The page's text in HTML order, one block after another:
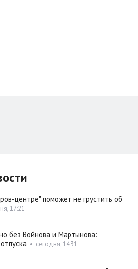
центре" поможет не грустить об
17:21
без Войнова и Мартынова:
• сегодня, 14:31